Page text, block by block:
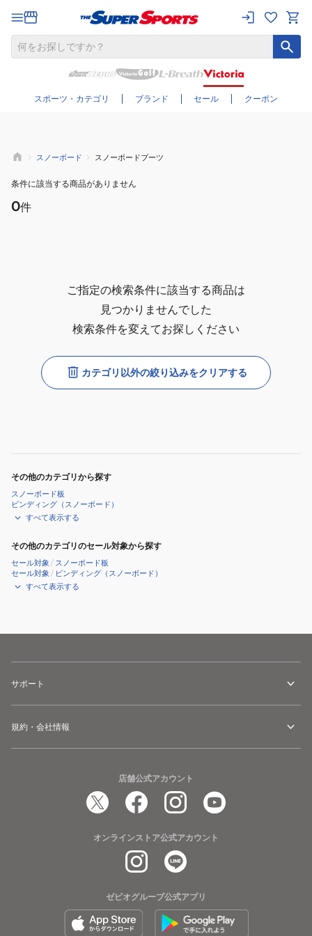
スポーツ・カテゴリ ブランド セール クーポン
さらに絞り込む
スノーボード スノーボードブーツ
条件に該当する商品がありません
0件
ご指定の検索条件に該当する商品は
見つかりませんでした
検索条件を変えてお探しください
カテゴリ以外の絞り込みをクリアする
その他のカテゴリから探す
スノーボード板
ビンディング（スノーボード）
すべて表示する
その他のカテゴリのセール対象から探す
セール対象 / スノーボード板
セール対象 / ビンディング（スノーボード）
すべて表示する
サポート
規約・会社情報
店舗公式アカウント
オンラインストア公式アカウント
ゼビオグループ公式アプリ